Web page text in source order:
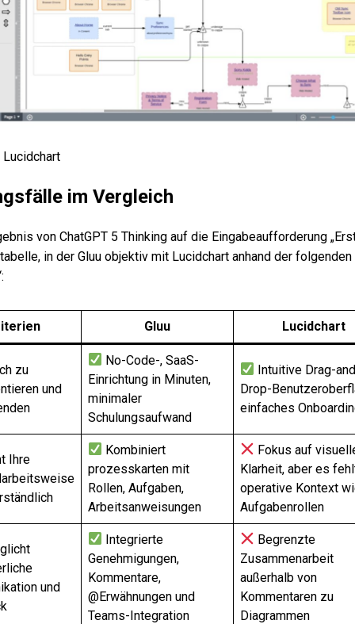
im Vergleich
von ChatGPT 5 Thinking auf die Eingabeaufforderung
in der Gluu objektiv mit Lucidchart anhand der
Gluu Lucidchart
zu
und
No-Code-, SaaS-
Einrichtung in Minuten,
minimaler
Schulungsaufwand
Intuitive Drag-
Drop-
einfaches
Ihre
Kombiniert
prozesskarten mit
Rollen, Aufgaben,
Arbeitsanweisungen
Fokus auf
Klarheit, aber es
operative Kontext
Aufgabenrollen
und
Integrierte
Genehmigungen,
Kommentare,
@Erwähnungen und
Teams-Integration
Begrenzte
Zusammenarbeit
außerhalb von
Kommentaren zu
Diagrammen